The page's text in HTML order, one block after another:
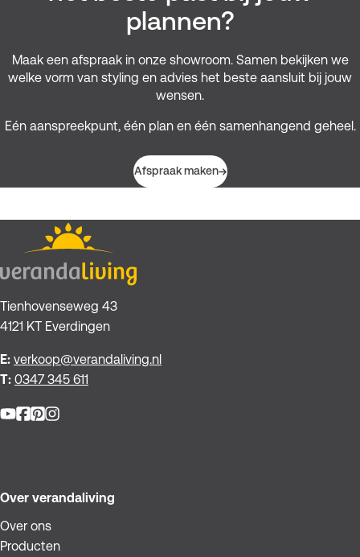
plannen?
Maak een afspraak in onze showroom. Samen bekijken we
welke vorm van styling en advies het beste aansluit bij jouw
wensen.
Eén aanspreekpunt, één plan en één samenhangend geheel.
Afspraak maken
Tienhovenseweg 43
4121 KT Everdingen
E: verkoop@verandaliving.nl
T: 0347 345 611
YouTube
Facebook
Pinterest
Over verandaliving
Over ons
Producten